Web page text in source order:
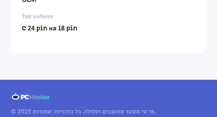
Тип кабеля
С 24 pin на 18 pin
© 2025 פי סי מסטר מחשבים וסלולר. כל הזכויות שמורות.